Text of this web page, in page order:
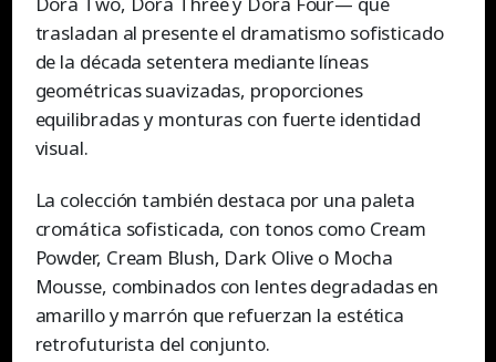
trasladan al presente el dramatismo sofisticado
de la década setentera mediante líneas
geométricas suavizadas, proporciones
equilibradas y monturas con fuerte identidad
visual.
La colección también destaca por una paleta
cromática sofisticada, con tonos como Cream
Powder, Cream Blush, Dark Olive o Mocha
Mousse, combinados con lentes degradadas en
amarillo y marrón que refuerzan la estética
retrofuturista del conjunto.